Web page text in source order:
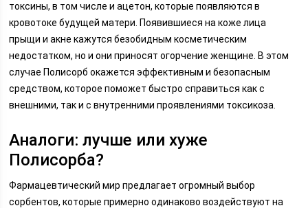
токсины, в том числе и ацетон, которые появляются в
кровотоке будущей матери. Появившиеся на коже лица
прыщи и акне кажутся безобидным косметическим
недостатком, но и они приносят огорчение женщине. В этом
случае Полисорб окажется эффективным и безопасным
средством, которое поможет быстро справиться как с
внешними, так и с внутренними проявлениями токсикоза.
Аналоги: лучше или хуже
Полисорба?
Фармацевтический мир предлагает огромный выбор
сорбентов, которые примерно одинаково воздействуют на